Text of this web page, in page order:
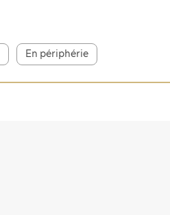
En périphérie